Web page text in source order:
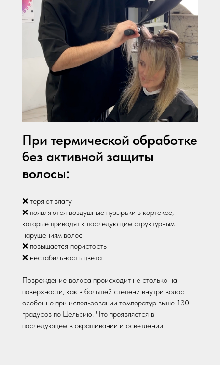
При термической обработке
без активной защиты
волосы:
❌ теряют влагу
❌ появляются воздушные пузырьки в кортексе,
которые приводят к последующим структурным
нарушениям волос
❌ повышается пористость
❌ нестабильность цвета
Повреждение волоса происходит не столько на
поверхности, как в большей степени внутри волос
особенно при использовании температур выше 130
градусов по Цельсию. Что проявляется в
последующем в окрашивании и осветлении.